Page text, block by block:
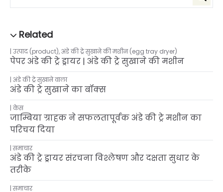
उत्पाद (product), अंडे की ट्रे सुखाने की मशीन (egg tray dryer)
पेपर अंडे की ट्रे ड्रायर | अंडे की ट्रे सुखाने की मशीन
अंडे की ट्रे सुखाने वाला
अंडे की ट्रे सुखाने का बॉक्स
केस
जाम्बिया ग्राहक ने सफलतापूर्वक अंडे की ट्रे मशीन का
परिचय दिया
समाचार
अंडे की ट्रे ड्रायर संरचना विश्लेषण और दक्षता सुधार के
तरीके
समाचार